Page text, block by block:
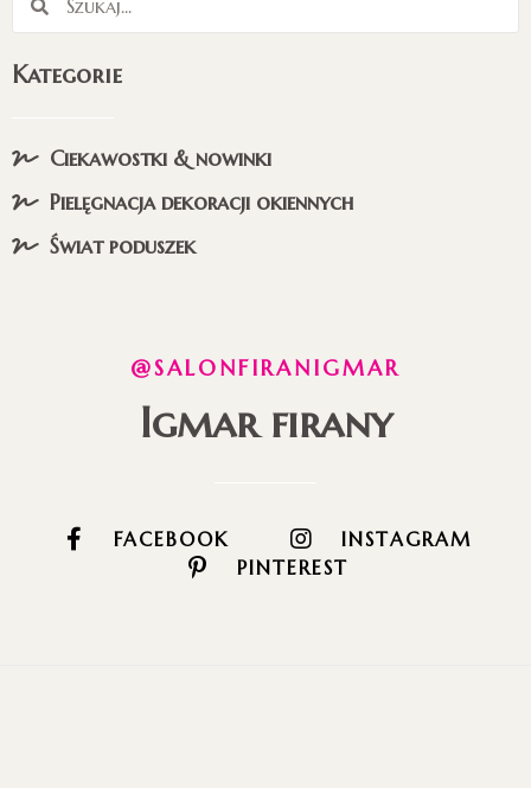
Kategorie
Ciekawostki & nowinki
Pielęgnacja dekoracji okiennych
Świat poduszek
@SALONFIRANIGMAR
Igmar firany
FACEBOOK
INSTAGRAM
PINTEREST